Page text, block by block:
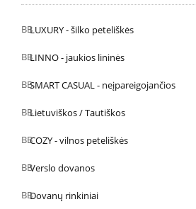
LUXURY - šilko peteliškės
LINNO - jaukios lininės
SMART CASUAL - neįpareigojančios
Lietuviškos / Tautiškos
COZY - vilnos peteliškės
Verslo dovanos
Dovanų rinkiniai